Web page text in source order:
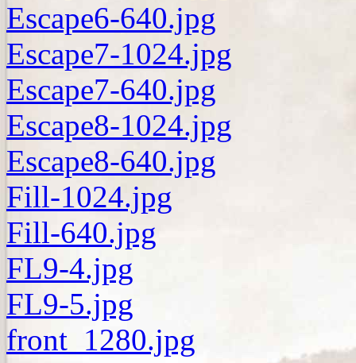
Escape6-640.jpg
Escape7-1024.jpg
Escape7-640.jpg
Escape8-1024.jpg
Escape8-640.jpg
Fill-1024.jpg
Fill-640.jpg
FL9-4.jpg
FL9-5.jpg
front_1280.jpg